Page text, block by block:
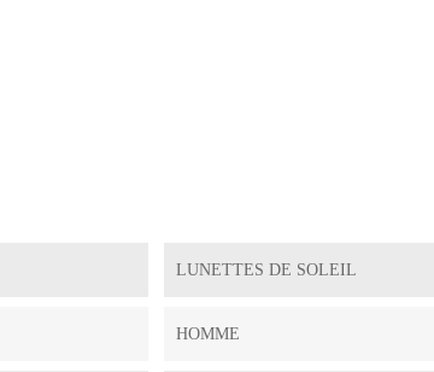
LUNETTES DE SOLEIL
HOMME